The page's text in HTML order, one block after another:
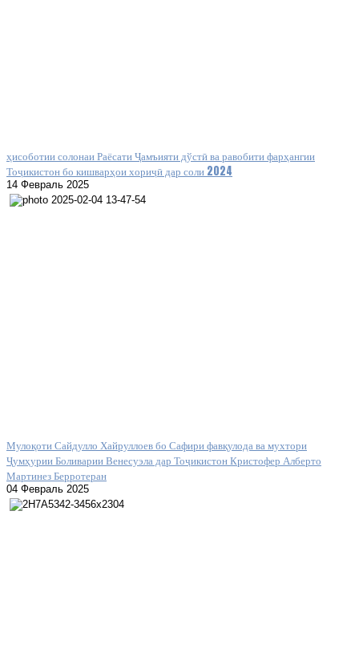
ҳисоботии солонаи Раёсати Ҷамъияти дўстӣ ва равобити фарҳангии
Тоҷикистон бо кишварҳои хориҷӣ дар соли 2024
14 Февраль 2025
Мулоқоти Сайдулло Хайруллоев бо Сафири фавқулода ва мухтори
Ҷумҳурии Боливарии Венесуэла дар Тоҷикистон Кристофер Алберто
Мартинез Берротеран
04 Февраль 2025